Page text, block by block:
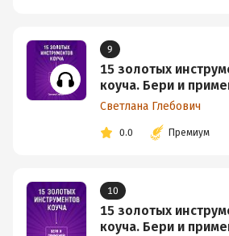
9
15 золотых
коуча. Бери и
Светлана Глебович
0.0 Премиум
10
15 золотых
коуча. Бери и